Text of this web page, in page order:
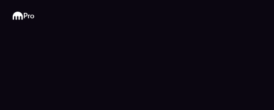
Kraken
Pro